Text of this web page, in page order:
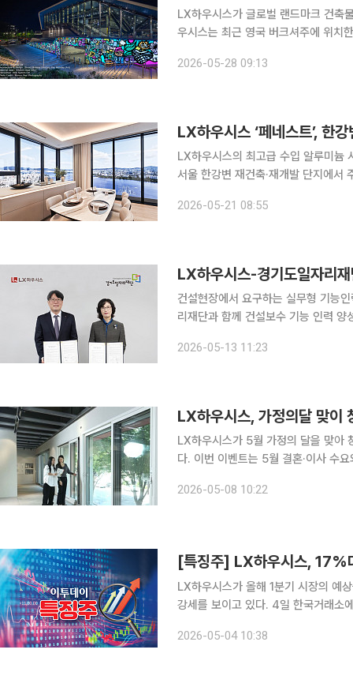
LX하우시스가 글로벌 랜드마크 건축물
우시스는 최근 영국 버크셔주에 위
자이너 스튜어트 멜로즈와의 협업을
2026-05-28 09:13
LX하우시스 ‘페네스트’, 한
LX하우시스의 최고급 수입 알루미늄
서울 한강변 재건축·재개발 단지에서
최근 서울 라브르27, 부산 해운대 애
2026-05-21 08:55
LX하우시스-경기도일자리
건설현장에서 요구하는 실무형 기능인력 양성 및
리재단과 함께 건설보수 기능 인력 양성에 나선다. LX하우시스는 13일
협약을 체결했다고 밝혔다. 협약식에
2026-05-13 11:23
LX하우시스, 가정의달 맞이
LX하우시스가 5월 가정의 달을 맞아
다. 이번 이벤트는 5월 결혼·이사 수요와 여름철 냉방비 걱정으로 노후 창호 교체 수요가 몰리는 시
와 주방 제품 공사를 계약할 경우, 최
2026-05-08 10:22
LX하우시스가 올해 1분기 시장의 예
강세를 보이고 있다. 4일 한국거래소에 따르면 LX하우시스는 오전 10시 30분 전 거래일 대비
영향으로 풀이된다. LX하우시스의 1
2026-05-04 10:38